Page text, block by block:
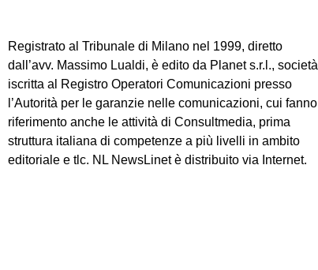
Registrato al Tribunale di Milano nel 1999, diretto
dall’avv. Massimo Lualdi, è edito da Planet s.r.l., società
iscritta al Registro Operatori Comunicazioni presso
l’Autorità per le garanzie nelle comunicazioni, cui fanno
riferimento anche le attività di Consultmedia, prima
struttura italiana di competenze a più livelli in ambito
editoriale e tlc. NL NewsLinet è distribuito via Internet.